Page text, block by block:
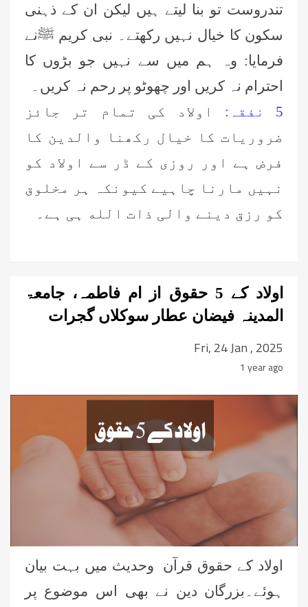
تندروست تو بنا لیتے ہیں لیکن ان کے ذہنی
سکون کا خیال نہیں رکھتے۔ نبی کریم ﷺنے
فرمایا: وہ ہم میں سے نہیں جو بڑوں کا
احترام نہ کریں اور چھوٹو پر رحم نہ کریں۔
5 نفقہ:
اولاد کی تمام تر جائز
ضروریات کا خیال رکھنا والدین کا
فرض ہے اور روزی کے ڈر سے اولاد کو
نہیں مارنا چاہیے کیونکہ ہر مخلوق
کو رزق دینے والی ذات الله ہی ہے۔
اولاد کے 5 حقوق از ام فاطمہ، جامعۃ
المدینہ فیضان عطار سوکلاں گجرات
Fri, 24 Jan , 2025
1 year ago
اولاد کے حقوق قرآن وحدیث میں بہت بیان
ہوئے ۔بزرگان دین نے بھی اس موضوع پر